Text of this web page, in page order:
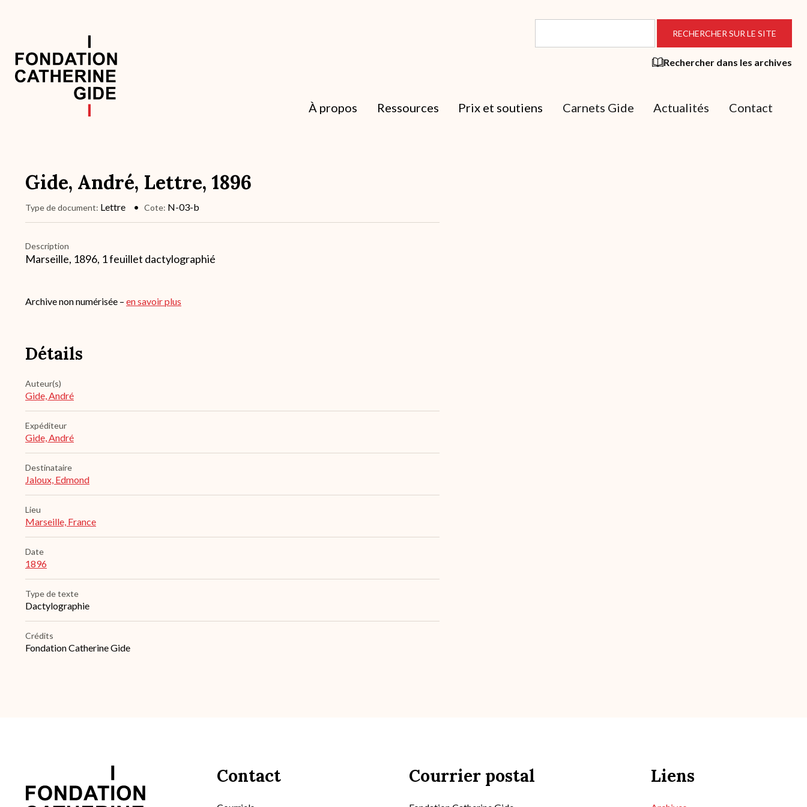
contenu
principal
Rechercher dans les archives
principale
À propos Ressources Prix et soutiens Carnets Gide Actualités Contact
Gide, André, Lettre, 1896
Type de document Lettre Cote N-03-b
Description
Marseille, 1896, 1 feuillet dactylographié
Archive non numérisée – en savoir plus
Détails
Auteur(s)
Gide, André
Expéditeur
Gide, André
Destinataire
Jaloux, Edmond
Lieu
Marseille, France
Date
1896
Type de texte
Dactylographie
Crédits
Fondation Catherine Gide
Contact Courrier postal Liens